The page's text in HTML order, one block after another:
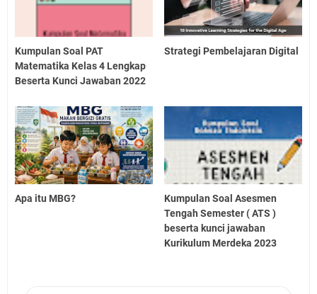
Kumpulan Soal PAT
Matematika Kelas 4 Lengkap
Beserta Kunci Jawaban 2022
Strategi Pembelajaran Digital
Apa itu MBG?
Kumpulan Soal Asesmen
Tengah Semester ( ATS )
beserta kunci jawaban
Kurikulum Merdeka 2023